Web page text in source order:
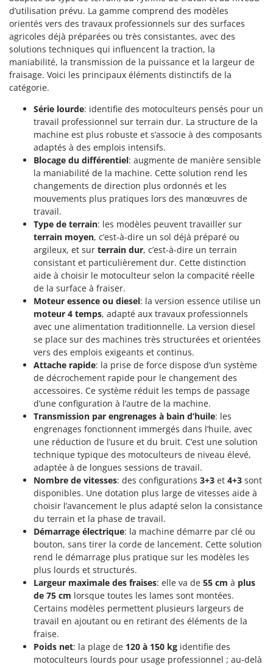
Seven Italy
Shark
Silky
Simatech
Sirman
Smartwood
Smeg
Snapper
Solidur
Spice Electronics
Spiralmac
Spring Protezione
Spyro
Stanley
Stiga
Stocker
Sunseeker
Tecla
TecnoGen
Tellarini Pompe
Telwin
Tenco
Tineco
Titania
Tornado
Tre Spade
Trev - Abrek - TecnoVIR
Trotec
Troy-Bilt
Udor
Unger
Verdemax
Vesco
d’utilisation prévu. La gamme comprend des modèles
orientés vers des travaux professionnels sur des surfaces
agricoles déjà préparées ou très consistantes, avec des
solutions techniques qui influencent la traction, la
maniabilité, la transmission de la puissance et la largeur de
fraisage. Voici les principaux éléments distinctifs de la
catégorie.
Série lourde: identifie des motoculteurs pensés pour un
travail professionnel sur terrain dur. La structure de la
machine est plus robuste et s’associe à des composants
adaptés à des emplois intensifs.
Blocage du différentiel: augmente de manière sensible
la maniabilité de la machine. Cette solution rend les
changements de direction plus ordonnés et les
mouvements plus pratiques lors des manœuvres de
travail.
Type de terrain: les modèles peuvent travailler sur
terrain moyen, c’est-à-dire un sol déjà préparé ou
argileux, et sur terrain dur, c’est-à-dire un terrain
consistant et particulièrement dur. Cette distinction
aide à choisir le motoculteur selon la compacité réelle
de la surface à fraiser.
Moteur essence ou diesel: la version essence utilise un
moteur 4 temps, adapté aux travaux professionnels
avec une alimentation traditionnelle. La version diesel
se place sur des machines très structurées et orientées
vers des emplois exigeants et continus.
Attache rapide: la prise de force dispose d’un système
de décrochement rapide pour le changement des
accessoires. Ce système réduit les temps de passage
d’une configuration à l’autre de la machine.
Transmission par engrenages à bain d’huile: les
engrenages fonctionnent immergés dans l’huile, avec
une réduction de l’usure et du bruit. C’est une solution
technique typique des motoculteurs de niveau élevé,
adaptée à de longues sessions de travail.
Nombre de vitesses: des configurations 3+3 et 4+3 sont
disponibles. Une dotation plus large de vitesses aide à
choisir l’avancement le plus adapté selon la consistance
du terrain et la phase de travail.
Démarrage électrique: la machine démarre par clé ou
bouton, sans tirer la corde de lancement. Cette solution
rend le démarrage plus pratique sur les modèles les
plus lourds et structurés.
Largeur maximale des fraises: elle va de 55 cm à plus
de 75 cm lorsque toutes les lames sont montées.
Certains modèles permettent plusieurs largeurs de
travail en ajoutant ou en retirant des éléments de la
fraise.
Poids net: la plage de 120 à 150 kg identifie des
motoculteurs lourds pour usage professionnel ; au-delà